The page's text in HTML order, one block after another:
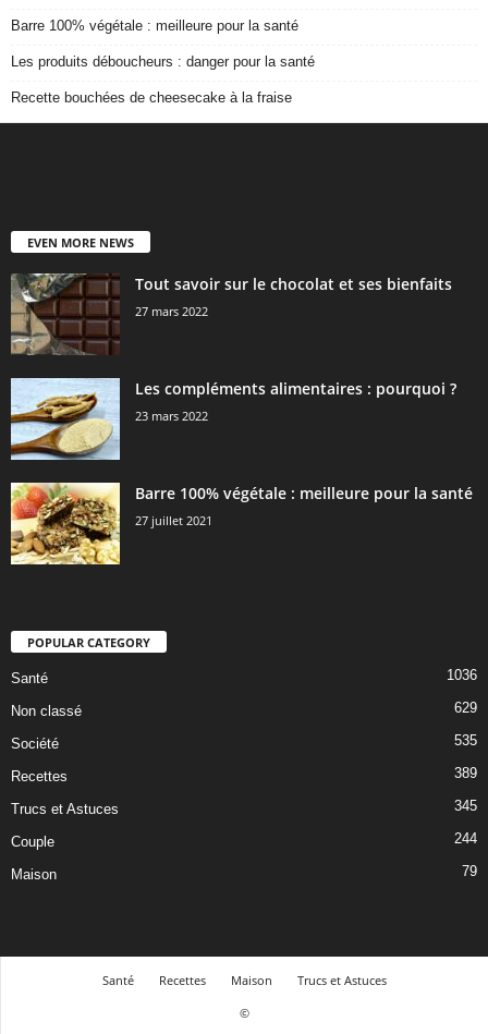
Barre 100% végétale : meilleure pour la santé
Les produits déboucheurs : danger pour la santé
Recette bouchées de cheesecake à la fraise
EVEN MORE NEWS
Tout savoir sur le chocolat et ses bienfaits
27 mars 2022
Les compléments alimentaires : pourquoi ?
23 mars 2022
Barre 100% végétale : meilleure pour la santé
27 juillet 2021
POPULAR CATEGORY
Santé 1036
Non classé 629
Société 535
Recettes 389
Trucs et Astuces 345
Couple 244
Maison 79
Santé Recettes Maison
Trucs et Astuces
©